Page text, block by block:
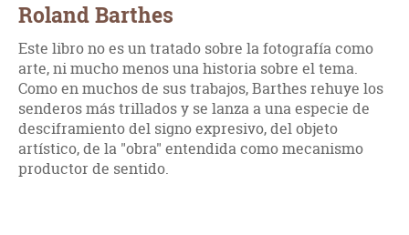
Roland Barthes
Este libro no es un tratado sobre la fotografía como
arte, ni mucho menos una historia sobre el tema.
Como en muchos de sus trabajos, Barthes rehuye los
senderos más trillados y se lanza a una especie de
desciframiento del signo expresivo, del objeto
artístico, de la "obra" entendida como mecanismo
productor de sentido.